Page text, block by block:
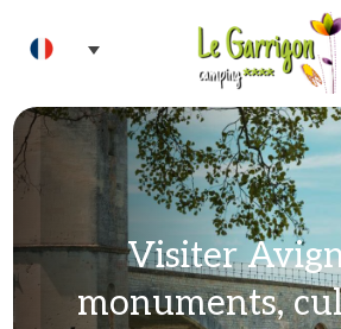
Visiter
monuments,